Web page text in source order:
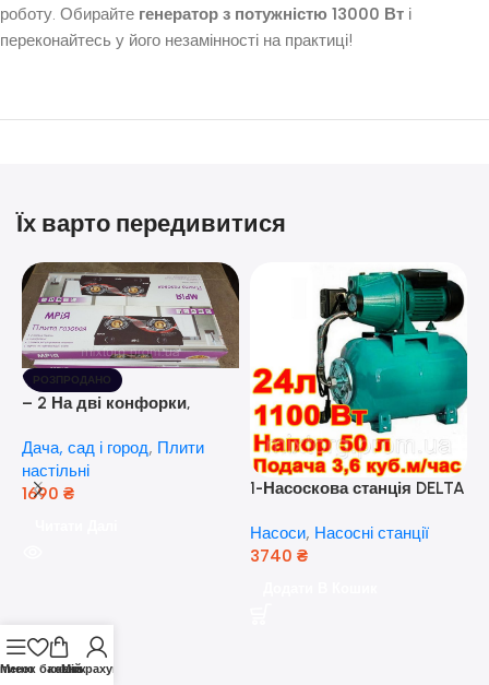
роботу. Обирайте генератор з потужністю 13000 Вт і
переконайтесь у його незамінності на практиці!
Їх варто передивитися
РОЗПРОДАНО
– 2 На дві конфорки,
розпалюванням.
Дача, сад і город, Плити
настільні
1690 ₴
1-Насоскова станція DELTA
кВт) ( Польща)
Насоси, Насосні станції
3740 ₴
Меню бажань
кошик
Мій рахунок